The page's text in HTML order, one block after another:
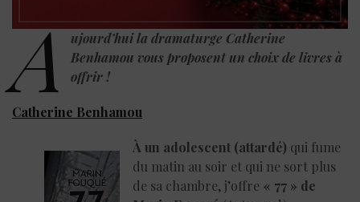
A ujourd’hui la dramaturge Catherine
Benhamou vous proposent un choix de livres à
offrir !
Catherine Benhamou
À un adolescent (attardé) qui fume
du matin au soir et qui ne sort plus
de sa chambre, j’offre « 77 » de